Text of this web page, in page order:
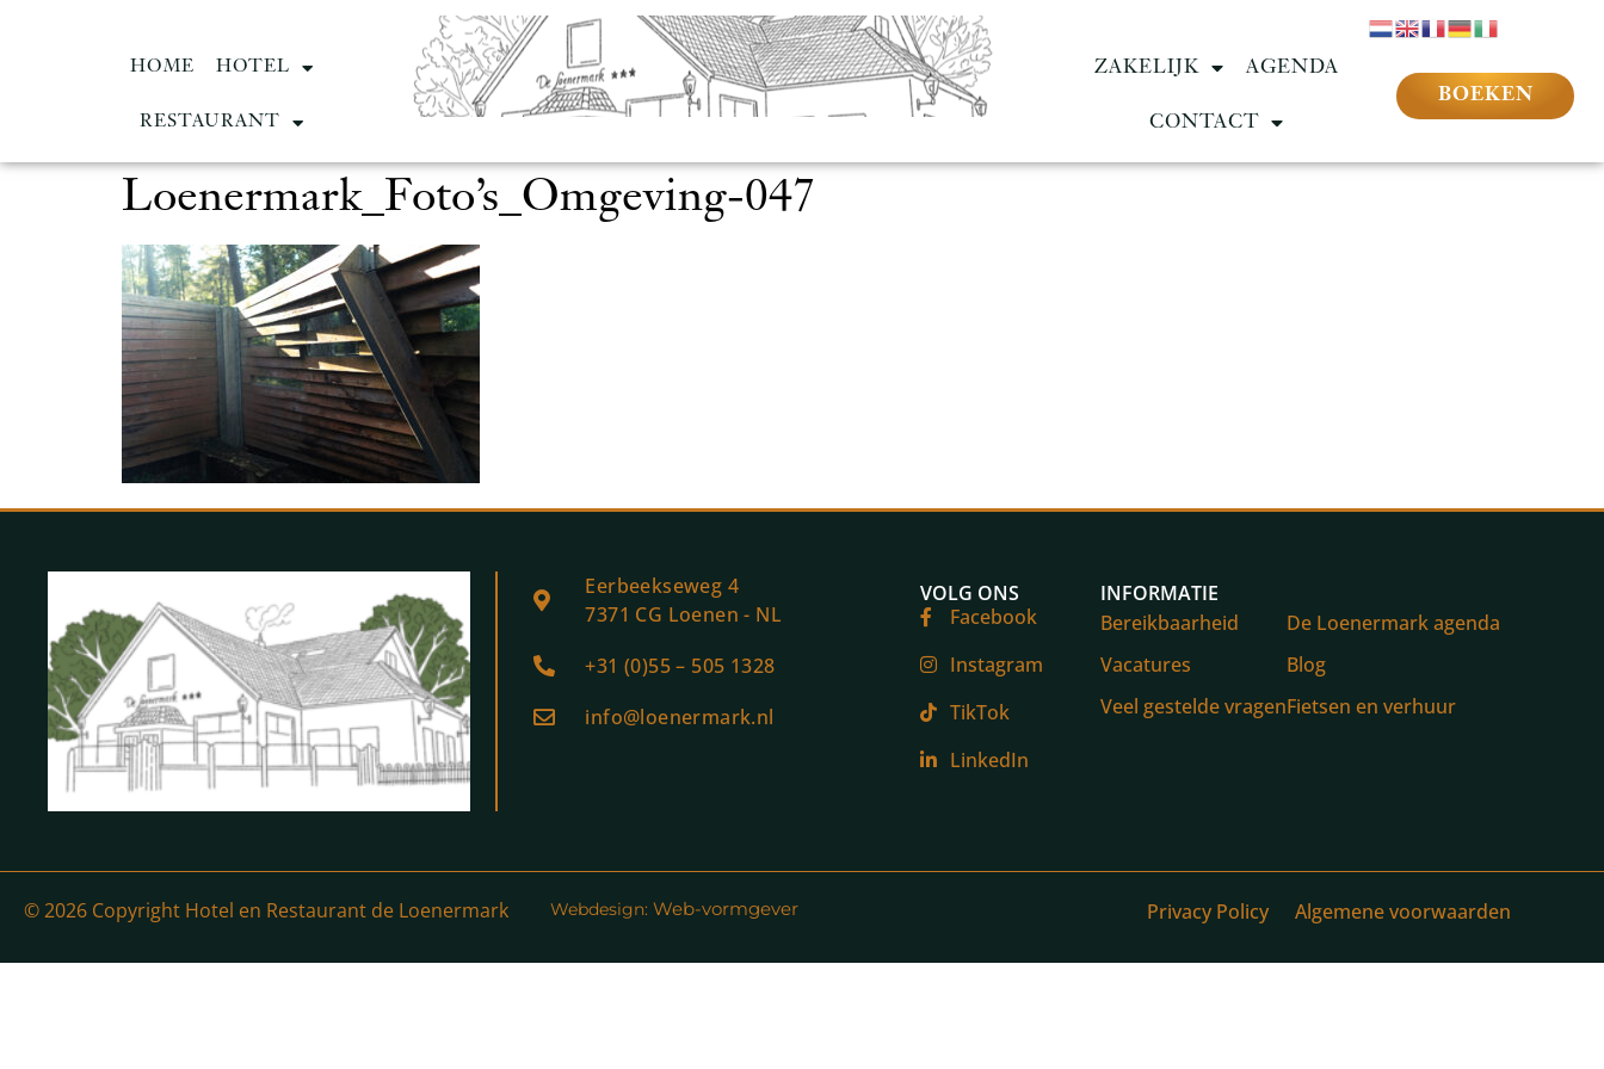
HOME HOTEL
RESTAURANT
ZAKELIJK AGENDA
CONTACT
BOEKEN
Loenermark_Foto’s_Omgeving-047
Eerbeekseweg 4
7371 CG Loenen - NL
+31 (0)55 – 505 1328
info@loenermark.nl
VOLG ONS
Facebook
Instagram
TikTok
LinkedIn
INFORMATIE
Bereikbaarheid
Vacatures
Veel gestelde vragen
De Loenermark agenda
Blog
Fietsen en verhuur
© 2026 Copyright Hotel en Restaurant de Loenermark Webdesign:Web-vormgever Privacy Policy Algemene voorwaarden